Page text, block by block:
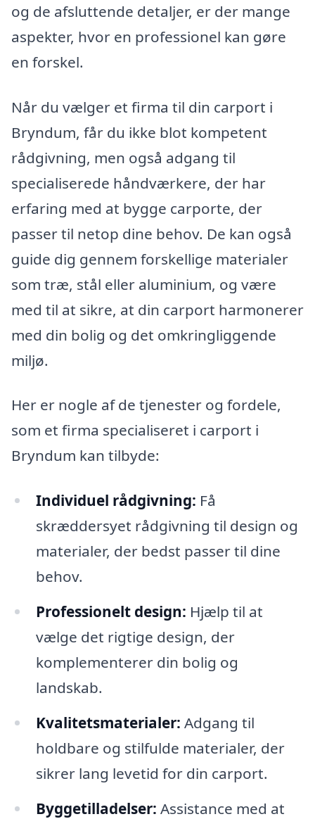
og de afsluttende detaljer, er der mange
aspekter, hvor en professionel kan gøre
en forskel.
Når du vælger et firma til din carport i
Bryndum, får du ikke blot kompetent
rådgivning, men også adgang til
specialiserede håndværkere, der har
erfaring med at bygge carporte, der
passer til netop dine behov. De kan også
guide dig gennem forskellige materialer
som træ, stål eller aluminium, og være
med til at sikre, at din carport harmonerer
med din bolig og det omkringliggende
miljø.
Her er nogle af de tjenester og fordele,
som et firma specialiseret i carport i
Bryndum kan tilbyde:
Individuel rådgivning: Få
skræddersyet rådgivning til design og
materialer, der bedst passer til dine
behov.
Professionelt design: Hjælp til at
vælge det rigtige design, der
komplementerer din bolig og
landskab.
Kvalitetsmaterialer: Adgang til
holdbare og stilfulde materialer, der
sikrer lang levetid for din carport.
Byggetilladelser: Assistance med at